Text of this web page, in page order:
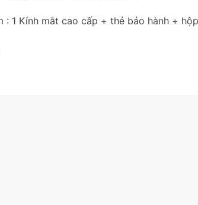
: 1 Kính mắt cao cấp + thẻ bảo hành +